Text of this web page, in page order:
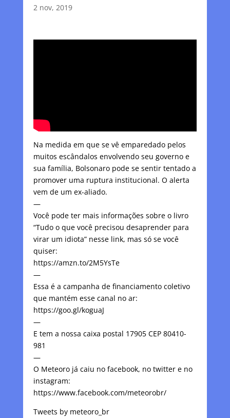
2 nov, 2019
Na medida em que se vê emparedado pelos
muitos escândalos envolvendo seu governo e
sua família, Bolsonaro pode se sentir tentado a
promover uma ruptura institucional. O alerta
vem de um ex-aliado.
—
Você pode ter mais informações sobre o livro
“Tudo o que você precisou desaprender para
virar um idiota” nesse link, mas só se você
quiser:
https://amzn.to/2M5YsTe
—
Essa é a campanha de financiamento coletivo
que mantém esse canal no ar:
https://goo.gl/koguaJ
—
E tem a nossa caixa postal 17905 CEP 80410-
981
—
O Meteoro já caiu no facebook, no twitter e no
instagram:
https://www.facebook.com/meteorobr/
Tweets by meteoro_br